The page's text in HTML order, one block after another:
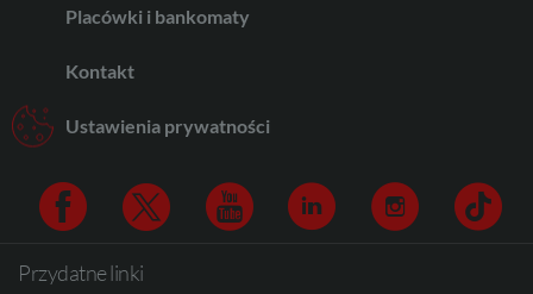
JPY
Placówki i bankomaty
Kontakt
Ustawienia prywatności
Facebook
Przydatne linki